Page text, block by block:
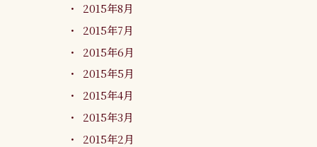
2015年8月
2015年7月
2015年6月
2015年5月
2015年4月
2015年3月
2015年2月